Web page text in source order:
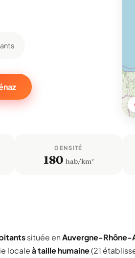
DENSITÉ
180 hab/km²
située enAuvergne-Rhône-
localeà taille humaine(21